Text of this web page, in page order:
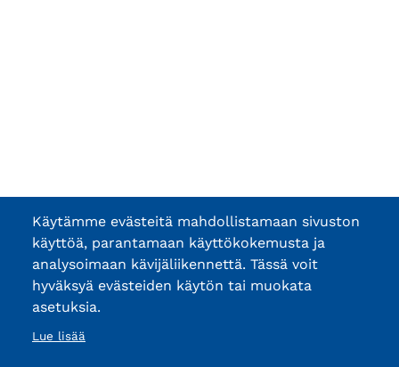
Käytämme evästeitä mahdollistamaan sivuston
käyttöä, parantamaan käyttökokemusta ja
analysoimaan kävijäliikennettä. Tässä voit
hyväksyä evästeiden käytön tai muokata
asetuksia.
Lue lisää